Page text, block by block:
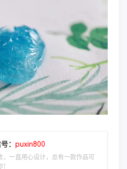
： puxin800
，一直用心设计，总有一款作品可